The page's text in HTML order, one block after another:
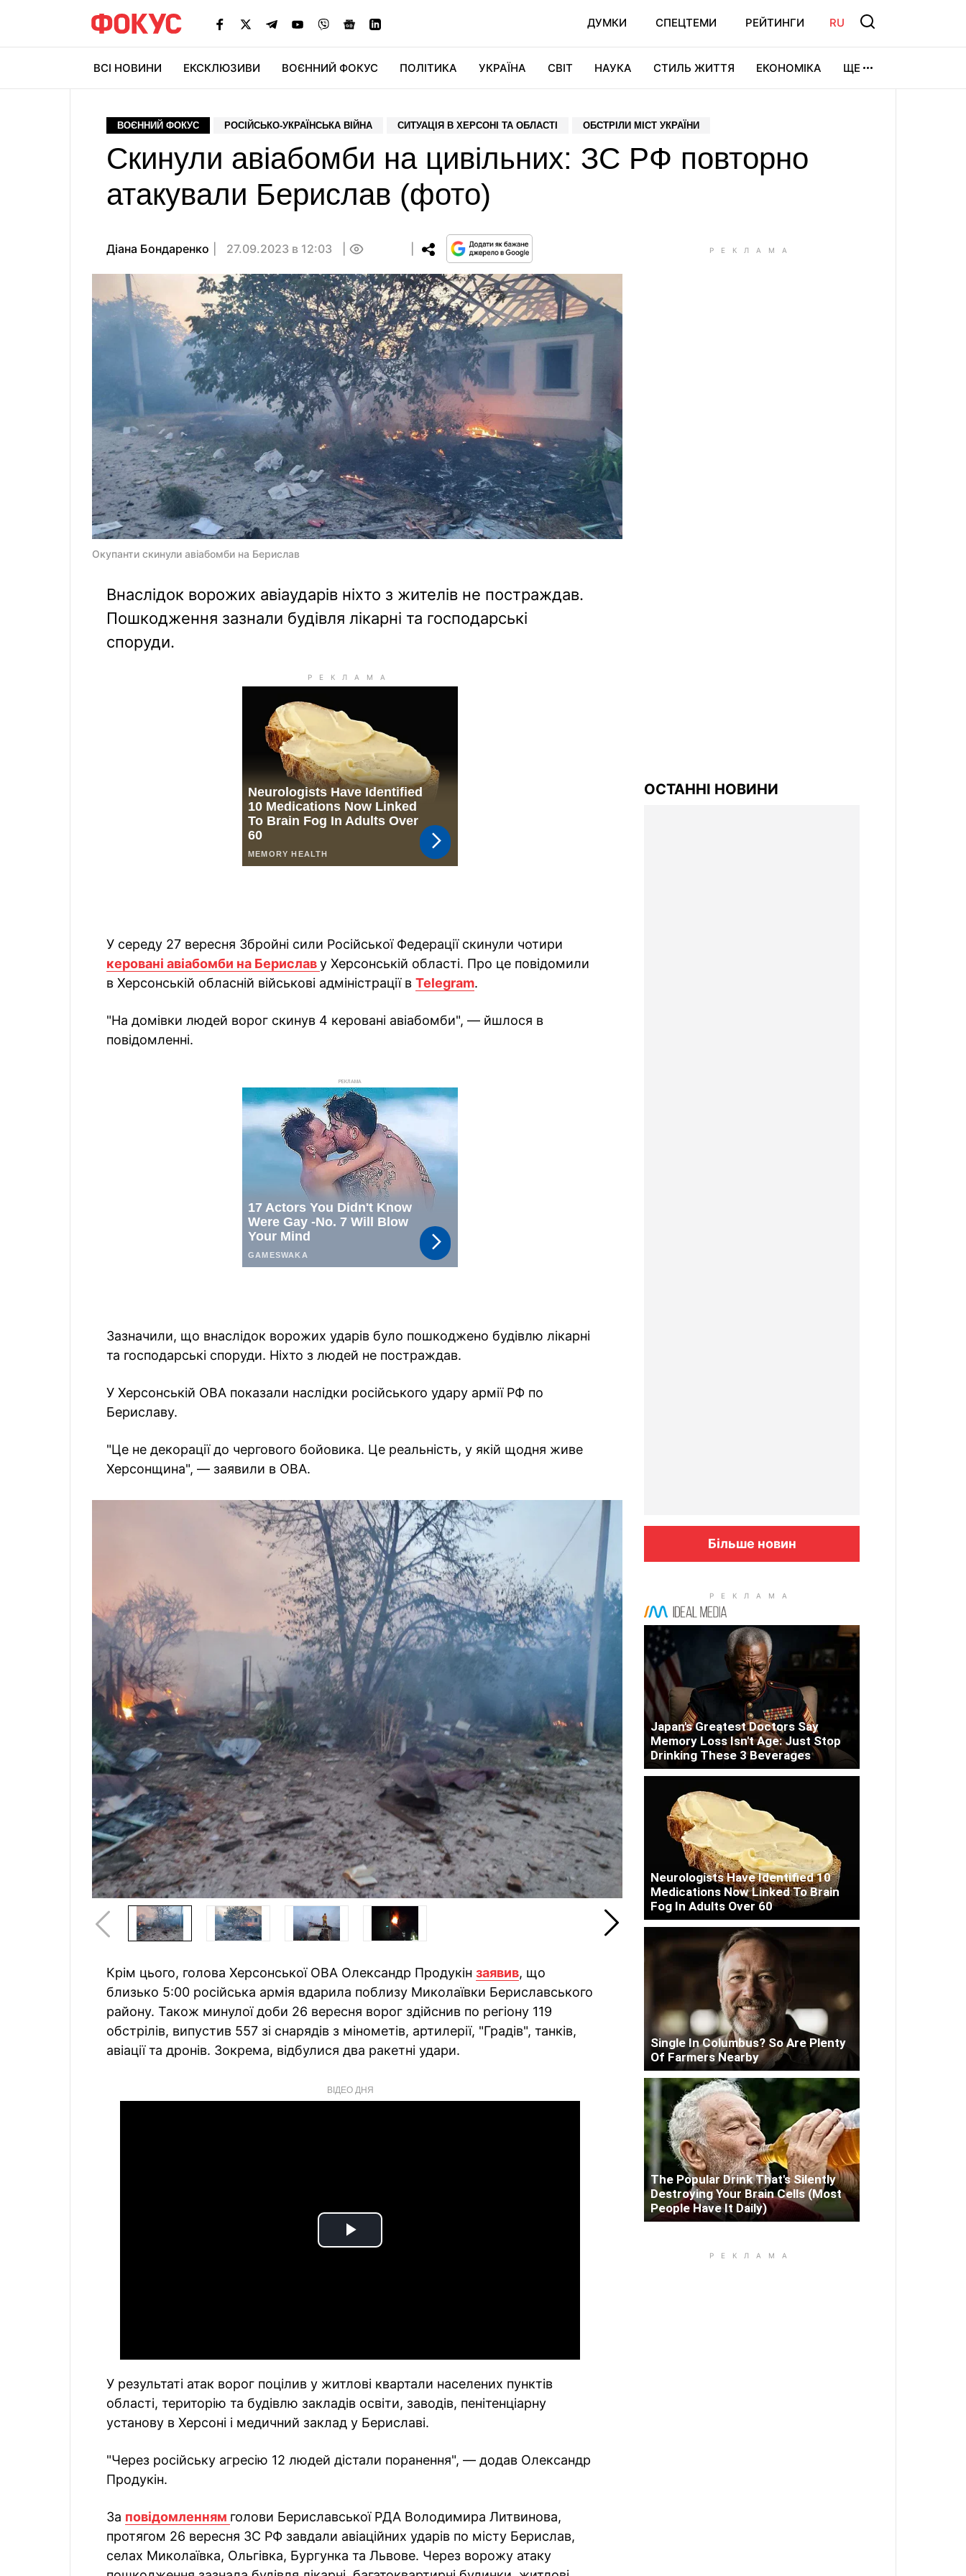
ДУМКИ СПЕЦТЕМИ РЕЙТИНГИ RU
ВСІ НОВИНИ ЕКСКЛЮЗИВИ ВОЄННИЙ ФОКУС ПОЛІТИКА УКРАЇНА СВІТ НАУКА СТИЛЬ ЖИТТЯ ЕКОНОМІКА ЩЕ
ВОЄННИЙ ФОКУС РОСІЙСЬКО-УКРАЇНСЬКА ВІЙНА СИТУАЦІЯ В ХЕРСОНІ ТА ОБЛАСТІ ОБСТРІЛИ МІСТ УКРАЇНИ
Скинули авіабомби на цивільних: ЗС РФ повторно
атакували Берислав (фото)
Діана Бондаренко 27.09.2023 в 12:03
Окупанти скинули авіабомби на Берислав
Внаслідок ворожих авіаударів ніхто з жителів не постраждав.
Пошкодження зазнали будівля лікарні та господарські
споруди.
У середу 27 вересня Збройні сили Російської Федерації скинули чотири
керовані авіабомби на Бериславу Херсонській області. Про це повідомили
в Херсонській обласній військові адміністрації в Telegram.
"На домівки людей ворог скинув 4 керовані авіабомби", — йшлося в
повідомленні.
РЕКЛАМА
Зазначили, що внаслідок ворожих ударів було пошкоджено будівлю лікарні
та господарські споруди. Ніхто з людей не постраждав.
У Херсонській ОВА показали наслідки російського удару армії РФ по
Бериславу.
"Це не декорації до чергового бойовика. Це реальність, у якій щодня живе
Херсонщина", — заявили в ОВА.
Крім цього, голова Херсонської ОВА Олександр Продукін заявив, що
близько 5:00 російська армія вдарила поблизу Миколаївки Бериславського
району. Також минулої доби 26 вересня ворог здійснив по регіону 119
обстрілів, випустив 557 зі снарядів з мінометів, артилерії, "Градів", танків,
авіації та дронів. Зокрема, відбулися два ракетні удари.
ВІДЕО ДНЯ
Play
У результаті атак ворог поцілив у житлові квартали населених пунктів
області, територію та будівлю закладів освіти, заводів, пенітенціарну
установу в Херсоні і медичний заклад у Бериславі.
"Через російську агресію 12 людей дістали поранення", — додав Олександр
Продукін.
За повідомленням голови Бериславської РДА Володимира Литвинова,
протягом 26 вересня ЗС РФ завдали авіаційних ударів по місту Берислав,
селах Миколаївка, Ольгівка, Бургунка та Львове. Через ворожу атаку
ОСТАННІ НОВИНИ
Більше новин
Japan's Greatest Doctors Say
Memory Loss Isn't Age: Just Stop
Drinking These 3 Beverages
Neurologists Have Identified 10
Medications Now Linked To Brain
Fog In Adults Over 60
Single In Columbus? So Are Plenty
Of Farmers Nearby
The Popular Drink That's Silently
Destroying Your Brain Cells (Most
People Have It Daily)